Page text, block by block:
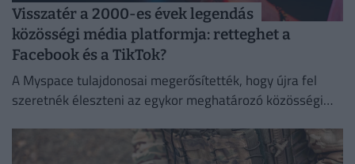
Visszatér a 2000-es évek legendás
közösségi média platformja: retteghet a
Facebook és a TikTok?
A Myspace tulajdonosai megerősítették, hogy újra fel
szeretnék éleszteni az egykor meghatározó közösségi